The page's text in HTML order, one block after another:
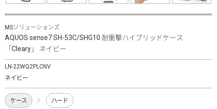
MSソリューションズ
AQUOS sense7 SH-53C/SHG10 耐衝撃ハイブリッドケース
「Cleary」 ネイビー
LN-22WQ2PLCNV
ネイビー
ケース ハード